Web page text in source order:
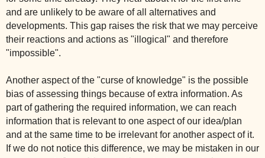
and are unlikely to be aware of all alternatives and
developments. This gap raises the risk that we may perceive
their reactions and actions as "illogical" and therefore
"impossible".
Another aspect of the "curse of knowledge" is the possible
bias of assessing things because of extra information. As
part of gathering the required information, we can reach
information that is relevant to one aspect of our idea/plan
and at the same time to be irrelevant for another aspect of it.
If we do not notice this difference, we may be mistaken in our